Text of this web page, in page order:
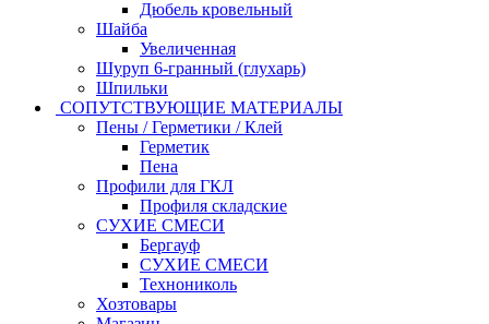
Дюбель кровельный
Шайба
Увеличенная
Шуруп 6-гранный (глухарь)
Шпильки
СОПУТСТВУЮЩИЕ МАТЕРИАЛЫ
Пены / Герметики / Клей
Герметик
Пена
Профили для ГКЛ
Профиля складские
СУХИЕ СМЕСИ
Бергауф
СУХИЕ СМЕСИ
Технониколь
Хозтовары